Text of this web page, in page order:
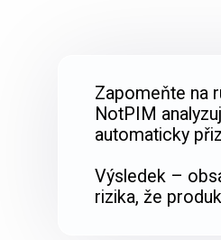
Zapomeňte na
NotPIM
automaticky
Výsledek –
rizika, že